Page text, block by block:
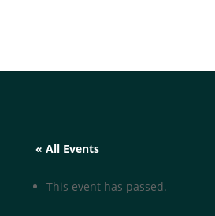
« All Events
This event has passed.